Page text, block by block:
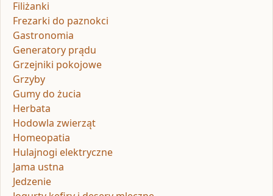
Filiżanki
Frezarki do paznokci
Gastronomia
Generatory prądu
Grzejniki pokojowe
Grzyby
Gumy do żucia
Herbata
Hodowla zwierząt
Homeopatia
Hulajnogi elektryczne
Jama ustna
Jedzenie